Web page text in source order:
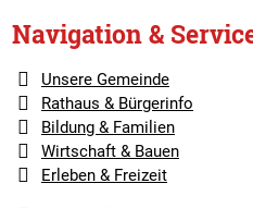
Navigation &
Unsere Gemeinde
Rathaus & Bürgerinfo
Bildung & Familien
Wirtschaft & Bauen
Erleben & Freizeit